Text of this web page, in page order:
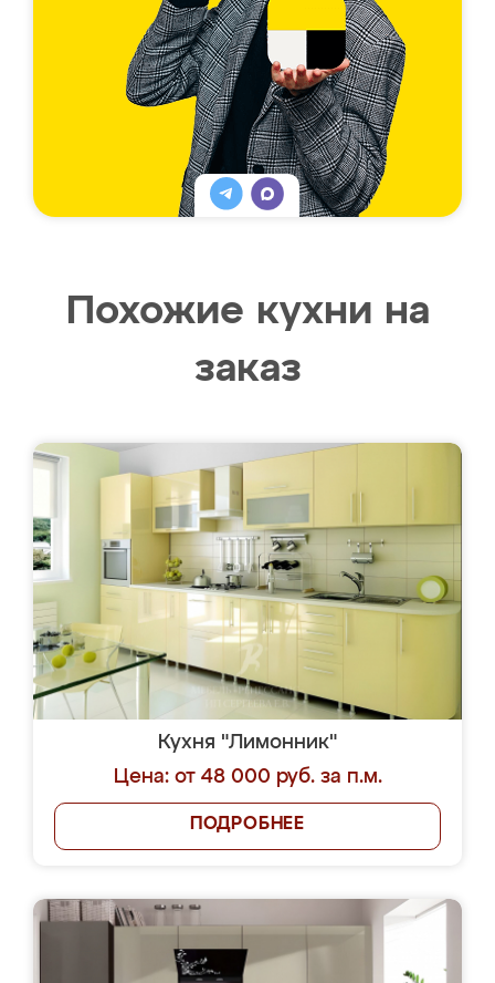
Похожие кухни на
заказ
Кухня "Лимонник"
Цена: от 48 000 руб. за п.м.
ПОДРОБНЕЕ